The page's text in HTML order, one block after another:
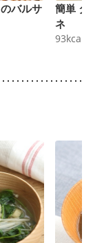
バルサ
簡単 タ
ネ
93kcal